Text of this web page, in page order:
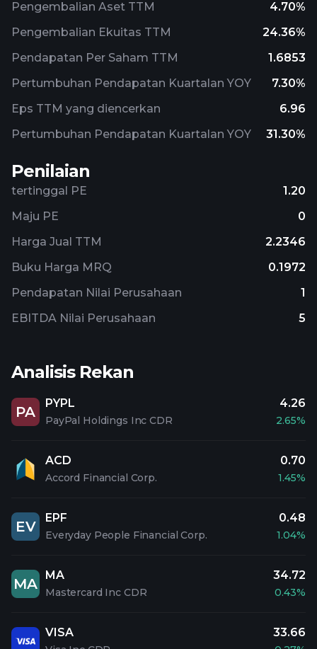
Pengembalian Aset TTM
4.70%
Pengembalian Ekuitas TTM
24.36%
Pendapatan Per Saham TTM
1.6853
Pertumbuhan Pendapatan Kuartalan YOY
7.30%
Eps TTM yang diencerkan
6.96
Pertumbuhan Pendapatan Kuartalan YOY
31.30%
Penilaian
tertinggal PE
1.20
Maju PE
0
Harga Jual TTM
2.2346
Buku Harga MRQ
0.1972
Pendapatan Nilai Perusahaan
1
EBITDA Nilai Perusahaan
5
Analisis Rekan
PA
PYPL
PayPal Holdings Inc CDR
4.26
2.65%
ACD
Accord Financial Corp.
0.70
1.45%
EV
EPF
Everyday People Financial Corp.
0.48
1.04%
MA
MA
Mastercard Inc CDR
34.72
0.43%
VISA 33.66